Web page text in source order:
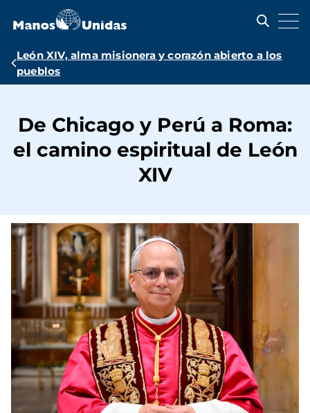
contenido
Ruta
de
León XIV, alma misionera y corazón abierto a los
pueblos
De Chicago y Perú a Roma:
el camino espiritual de León
XIV